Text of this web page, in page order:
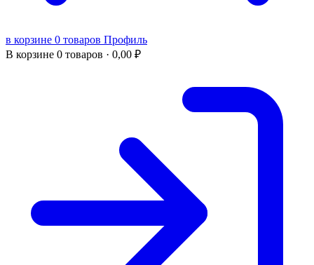
в корзине 0 товаров Профиль
В корзине 0 товаров · 0,00 ₽